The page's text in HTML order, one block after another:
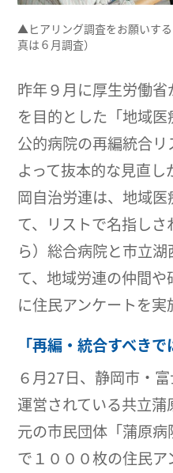
▲ヒアリング調査をお願いす
真は６月調査）
昨年９月に厚生労働
を目的とした「地域医
公的病院の再編統合
よって抜本的な見直
岡自治労連は、地域
て、リストで名指し
ら）総合病院と市立
て、地域労連の仲間
に住民アンケートを実
「再編・統合すべき
６月27日、静岡市・
運営されている共立
元の市民団体「蒲原
で１０００枚の住民